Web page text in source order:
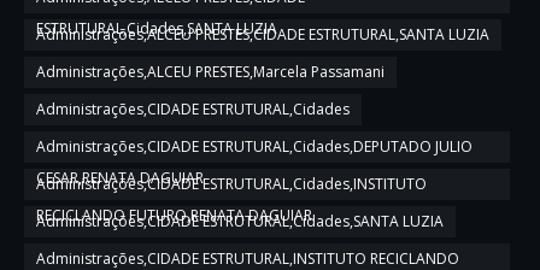
ESTRUTURAL,Cidades,SANTA LUZIA
Administrações,ALCEU PRESTES,CIDADE ESTRUTURAL,SANTA LUZIA
Administrações,ALCEU PRESTES,Marcela Passamani
Administrações,CIDADE ESTRUTURAL,Cidades
Administrações,CIDADE ESTRUTURAL,Cidades,DEPUTADO JULIO
CESAR,RENATA DAGUIAR
Administrações,CIDADE ESTRUTURAL,Cidades,INSTITUTO
RECICLANDO FUTURO,RENATA DAGUIAR
Administrações,CIDADE ESTRUTURAL,Cidades,SANTA LUZIA
Administrações,CIDADE ESTRUTURAL,INSTITUTO RECICLANDO